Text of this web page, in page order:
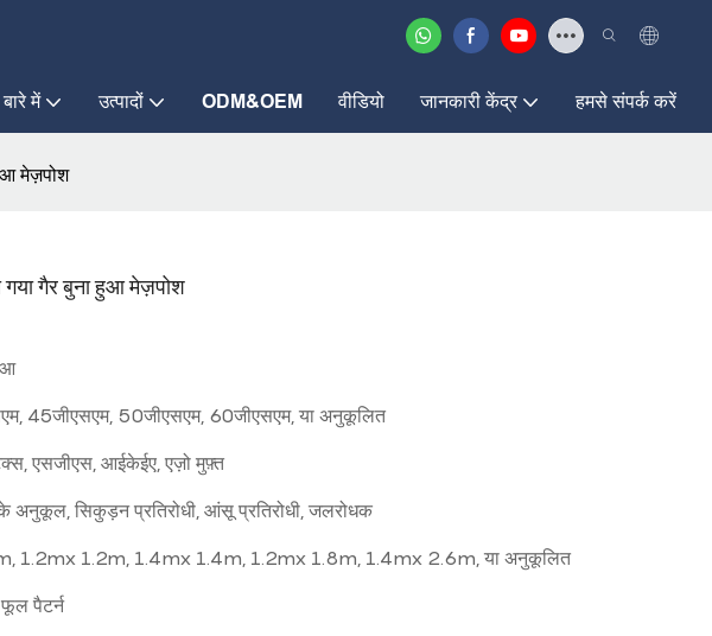
में उत्पादों ODM&OEM वीडियो जानकारी केंद्र हमसे संपर्क करें
मेज़पोश
गैर बुना हुआ मेज़पोश
45जीएसएम, 50जीएसएम, 60जीएसएम, या अनुकूलित
एसजीएस, आईकेईए, एज़ो मुफ़्त
के अनुकूल, सिकुड़न प्रतिरोधी, आंसू प्रतिरोधी, जलरोधक
1.2mx 1.2m, 1.4mx 1.4m, 1.2mx 1.8m, 1.4mx 2.6m, या अनुकूलित
फूल पैटर्न